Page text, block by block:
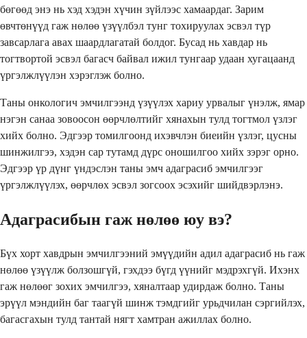
бөгөөд энэ нь хэд хэдэн хүчин зүйлээс хамаардаг. Зарим
өвчтөнүүд гаж нөлөө үзүүлбэл тунг тохируулах эсвэл түр
завсарлага авах шаардлагатай болдог. Бусад нь хавдар нь
тогтвортой эсвэл багасч байвал ижил тунгаар удаан хугацаанд
үргэлжлүүлэн хэрэглэж болно.
Таны онкологич эмчилгээнд үзүүлэх хариу урвалыг үнэлж, ямар
нэгэн санаа зовоосон өөрчлөлтийг хянахын тулд тогтмол үзлэг
хийх болно. Эдгээр томилгоонд ихэвчлэн биеийн үзлэг, цусны
шинжилгээ, хэдэн сар тутамд дүрс оношилгоо хийх зэрэг орно.
Эдгээр үр дүнг үндэслэн таны эмч адаграсиб эмчилгээг
үргэлжлүүлэх, өөрчлөх эсвэл зогсоох эсэхийг шийдвэрлэнэ.
Адаграсибын гаж нөлөө юу вэ?
Бүх хорт хавдрын эмчилгээний эмүүдийн адил адаграсиб нь гаж
нөлөө үзүүлж болзошгүй, гэхдээ бүгд үүнийг мэдрэхгүй. Ихэнх
гаж нөлөөг зохих эмчилгээ, хяналтаар удирдаж болно. Таны
эрүүл мэндийн баг таагүй шинж тэмдгийг урьдчилан сэргийлэх,
багасгахын тулд тантай нягт хамтран ажиллах болно.